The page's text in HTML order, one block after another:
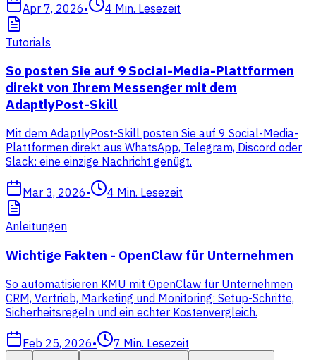
Apr 7, 2026• 4 Min. Lesezeit
Tutorials
So posten Sie auf 9 Social-Media-Plattformen
direkt von Ihrem Messenger mit dem
AdaptlyPost-Skill
Mit dem AdaptlyPost-Skill posten Sie auf 9 Social-Media-
Plattformen direkt aus WhatsApp, Telegram, Discord oder
Slack: eine einzige Nachricht genügt.
Mar 3, 2026• 4 Min. Lesezeit
Anleitungen
Wichtige Fakten - OpenClaw für Unternehmen
So automatisieren KMU mit OpenClaw für Unternehmen
CRM, Vertrieb, Marketing und Monitoring: Setup-Schritte,
Sicherheitsregeln und ein echter Kostenvergleich.
Feb 25, 2026• 7 Min. Lesezeit